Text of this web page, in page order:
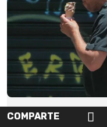
COMPARTE